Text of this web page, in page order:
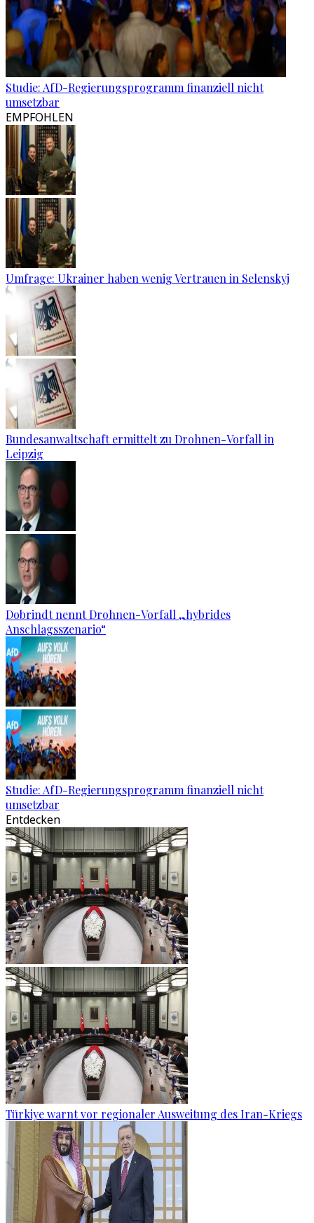
Studie: AfD-Regierungsprogramm finanziell nicht
umsetzbar
EMPFOHLEN
Umfrage: Ukrainer haben wenig Vertrauen in Selenskyj
Bundesanwaltschaft ermittelt zu Drohnen-Vorfall in
Leipzig
Dobrindt nennt Drohnen-Vorfall „hybrides
Anschlagsszenario“
Studie: AfD-Regierungsprogramm finanziell nicht
umsetzbar
Entdecken
Türkiye warnt vor regionaler Ausweitung des Iran-Kriegs